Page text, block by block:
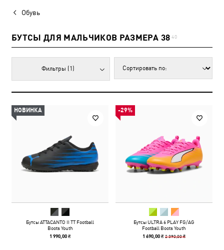
Обувь
БУТСЫ ДЛЯ МАЛЬЧИКОВ РАЗМЕРА 38 40
Фильтры (1)
НОВИНКА
Бутсы ATTACANTO II TT Football
Boots Youth
1 990,00 ₴
-29%
Бутсы ULTRA 6 PLAY FG/AG
Football Boots Youth
1 690,00 ₴2 390,00 ₴